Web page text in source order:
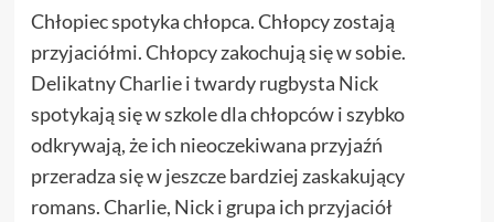
Chłopiec spotyka chłopca. Chłopcy zostają
przyjaciółmi. Chłopcy zakochują się w sobie.
Delikatny Charlie i twardy rugbysta Nick
spotykają się w szkole dla chłopców i szybko
odkrywają, że ich nieoczekiwana przyjaźń
przeradza się w jeszcze bardziej zaskakujący
romans. Charlie, Nick i grupa ich przyjaciół